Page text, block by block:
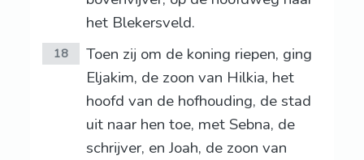
het Blekersveld.
18
Toen zij om de koning riepen, ging
Eljakim, de zoon van Hilkia, het
hoofd van de hofhouding, de stad
uit naar hen toe, met Sebna, de
schrijver, en Joah, de zoon van